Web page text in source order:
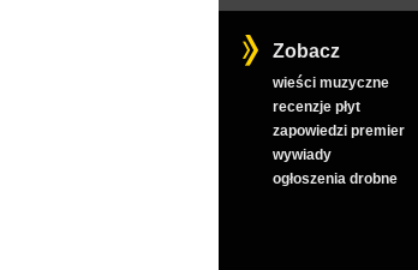
Zobacz
wieści muzyczne
recenzje płyt
zapowiedzi premier
wywiady
ogłoszenia drobne